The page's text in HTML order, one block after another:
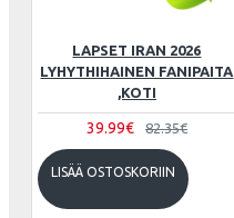
LAPSET IRAN 2026
LYHYTHIHAINEN FANIPAITA
,KOTI
39.99€ 82.35€
LISÄÄ OSTOSKORIIN